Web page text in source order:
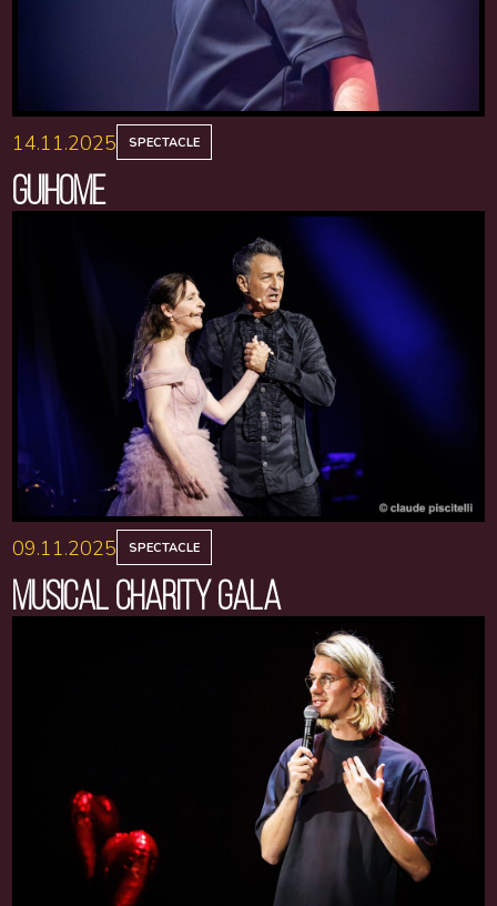
14.11.2025 SPECTACLE
GUIHOME
09.11.2025 SPECTACLE
MUSICAL CHARITY GALA